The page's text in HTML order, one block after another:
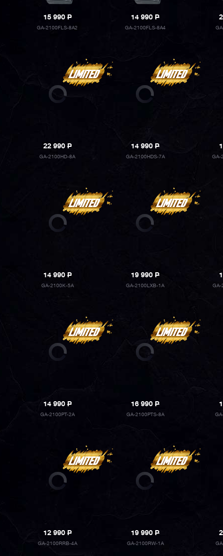
15 990P
GA-2100FLS-8A2
14 990P
GA-2100FLS-8A4
22 990P
GA-2100HD-8A
14 990P
GA-2100HDS-7A GA-
14 990P
GA-2100K-5A
19 990P
GA-2100LXB-1A GA-
14 990P
GA-2100PT-2A
16 990P
GA-2100PTS-8A
12 990P
GA-2100RRB-4A
19 990P
GA-2100RW-1A